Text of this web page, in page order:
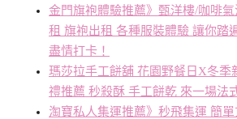
金門旗袍體驗推薦》甄洋樓/咖啡
租 旗袍出租 各種服裝體驗 讓你踏
盡情打卡！
瑪莎拉手工餅舖 花園野餐日X冬
禮推薦 秒殺酥 手工餅乾 來一場法
淘寶私人集運推薦》秒飛集運 簡